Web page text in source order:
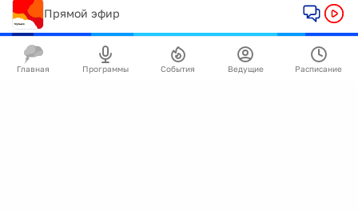
Прямой эфир
Главная Программы События Ведущие Расписание